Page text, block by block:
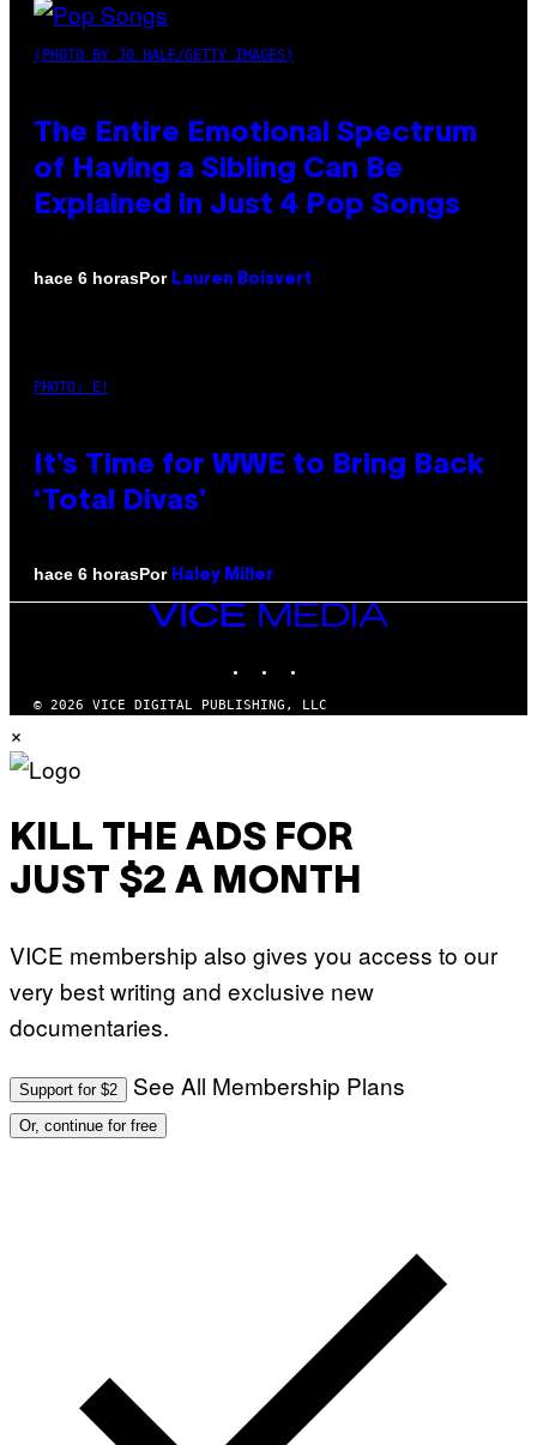
(PHOTO BY JO HALE/GETTY IMAGES)
The Entire Emotional Spectrum
of Having a Sibling Can Be
Explained in Just 4 Pop Songs
hace 6 horasPor Lauren Boisvert
PHOTO: E!
It’s Time for WWE to Bring Back
‘Total Divas’
hace 6 horasPor Haley Miller
VICE
MEDIA
© 2026 VICE DIGITAL PUBLISHING, LLC
×
KILL THE ADS FOR
JUST $2 A MONTH
VICE membership also gives you access to our
very best writing and exclusive new
documentaries.
Support for $2 See All Membership Plans
Or, continue for free